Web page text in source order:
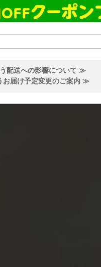
配送への影響について ≫
お届け予定変更のご案内 ≫